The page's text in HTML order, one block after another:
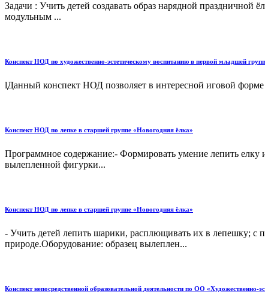
Задачи : Учить детей создавать образ нарядной
модульным ...
Конспект НОД по художественно-эстетическому воспитанию в первой младшей
lДанный конспект НОД позволяет в интересной иговой
Конспект НОД по лепке в старшей группе «Новогодняя ёлка»
Программное содержание:- Формировать умение лепить
вылепленной фигурки...
Конспект НОД по лепке в старшей группе «Новогодняя ёлка»
- Учить детей лепить шарики, расплющивать их в лепешку; с
природе.Оборудование: образец вылеплен...
Конспект непосредственной образовательной деятельности по ОО